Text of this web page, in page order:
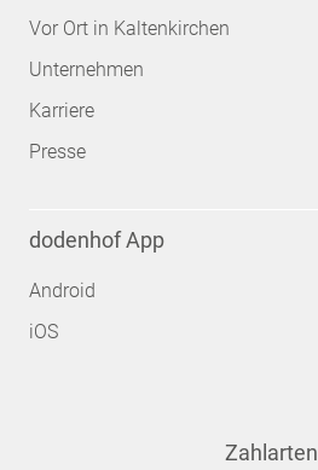
Vor Ort in Kaltenkirchen
Unternehmen
Karriere
Presse
dodenhof App
Android
iOS
Zahlarten